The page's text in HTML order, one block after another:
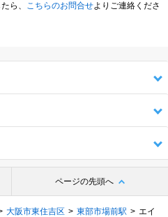
ら、
こちらのお問合せよりご連絡くださ
ページの先頭へ
大阪市東住吉区 東部市場前駅
エイ